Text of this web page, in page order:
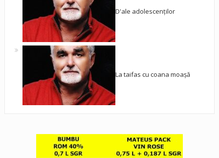
D'ale adolescenților
La taifas cu coana moașă